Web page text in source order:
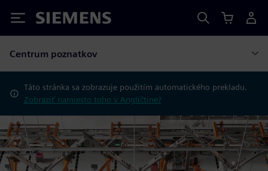
Siemens
Centrum poznatkov
Táto stránka sa zobrazuje použitím automatického prekladu.
Zobraziť namiesto toho v Angličtine?